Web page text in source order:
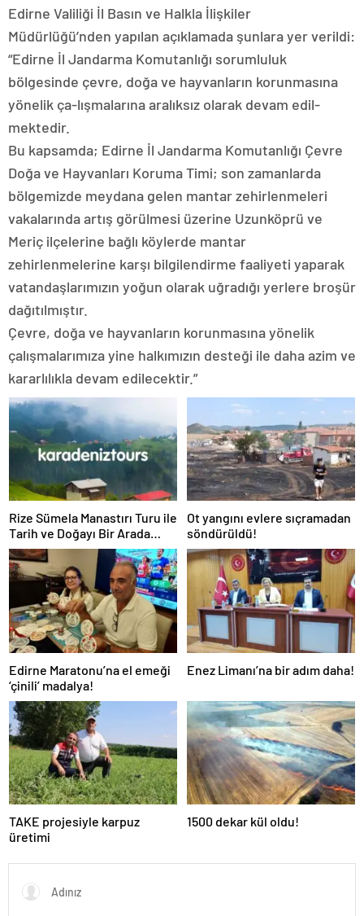
Edirne Valiliği İl Basın ve Halkla İlişkiler
Müdürlüğü’nden yapılan açıklamada şunlara yer verildi:
“Edirne İl Jandarma Komutanlığı sorumluluk
bölgesinde çevre, doğa ve hayvanların korunmasına
yönelik ça-lışmalarına aralıksız olarak devam edil-
mektedir.
Bu kapsamda; Edirne İl Jandarma Komutanlığı Çevre
Doğa ve Hayvanları Koruma Timi; son zamanlarda
bölgemizde meydana gelen mantar zehirlenmeleri
vakalarında artış görülmesi üzerine Uzunköprü ve
Meriç ilçelerine bağlı köylerde mantar
zehirlenmelerine karşı bilgilendirme faaliyeti yaparak
vatandaşlarımızın yoğun olarak uğradığı yerlere broşür
dağıtılmıştır.
Çevre, doğa ve hayvanların korunmasına yönelik
çalışmalarımıza yine halkımızın desteği ile daha azim ve
kararlılıkla devam edilecektir.”
Rize Sümela Manastırı Turu ile
Tarih ve Doğayı Bir Arada
Keşfedin
Ot yangını evlere sıçramadan
söndürüldü!
Edirne Maratonu’na el emeği
‘çinili’ madalya!
Enez Limanı’na bir adım daha!
TAKE projesiyle karpuz
üretimi
1500 dekar kül oldu!